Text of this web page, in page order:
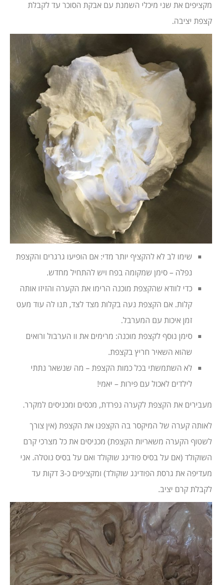
מקציפים את שני מיכלי השמנת עם אבקת הסוכר עד לקבלת
קצפת יציבה.
שימו לב לא להקציף יותר מדי: אם הופיעו גרגרים והקצפת
נפלה – סימן שמקומה בפח ויש להתחיל מחדש.
כדי לוודא שהקצפת מוכנה הרימו את הקערה והזיזו אותה
קלות. אם הקצפת נעה בקלות מצד לצד, תנו לה עוד מעט
זמן איכות עם המערבל.
סימן נוסף לקצפת מוכנה: מרימים את וו הערבול ורואים
שהוא השאיר חריץ בקצפת.
לא השתמשתי בכל כמות הקצפת – מה שנשאר נתתי
לילדים לאכול עם פירות – יאמי!
מעבירים את הקצפת לקערה נפרדת, מכסים ומכניסים למקרר.
לאותה קערה של המיקסר בה הקצפנו את הקצפת (אין צורך
לשטוף הקערה משאריות הקצפת) מכניסים את כל מצרכי קרם
השוקולד (אם על בסיס פודינג שוקולד ואם על בסיס נוטלה. אני
מעדיפה את גרסת הפודינג שוקולד) ומקציפים כ-3 דקות עד
לקבלת קרם יציב.